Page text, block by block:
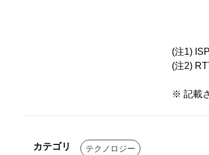
(注1)
(注2)
※ 記載
カテゴリ テクノロジー